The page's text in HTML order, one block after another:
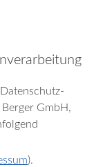
GmbH,
).